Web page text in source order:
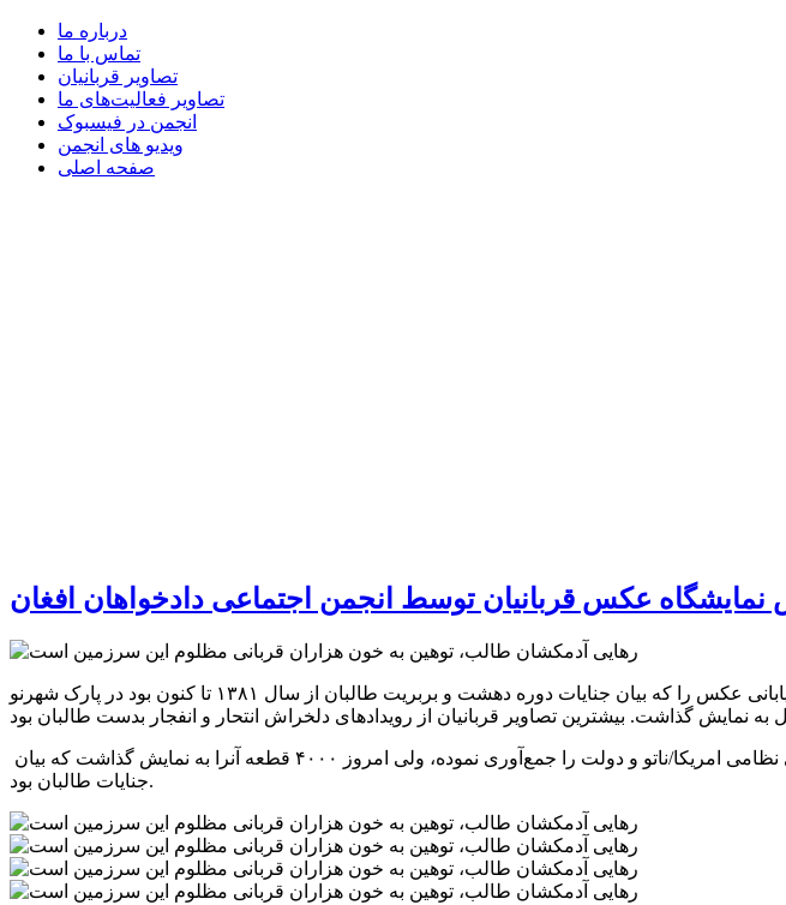
درباره ما
تماس با ما
تصاویر قربانیان
تصاویر فعالیت‌های ما
انجمن در فیسبوک
ویدیو های انجمن
صفحه اصلی
نمایشگاه عکس قربانیان توسط انجمن اجتماعی دادخواهان افغان
‍به تاریخ ۲۲ سنبله ۱۳۹۹ "انجمن اجتماعی دادخواهان افغان" به کمک بستگان قربانیان جنگ، نمایشگاه خیابانی عکس را که بیان جنایات دوره دهشت و بربریت طالبان از سال ۱۳۸۱ تا کنون بود در پارک شهرنو
جنایات طالبان بود.